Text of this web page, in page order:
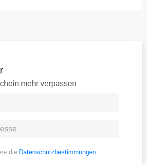
mehr verpassen
die Datenschutzbestimmungen